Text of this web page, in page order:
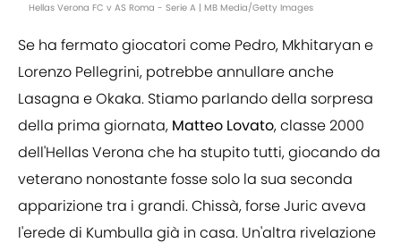
Hellas Verona FC v AS Roma - Serie A | MB Media/Getty Images
Se ha fermato giocatori come Pedro, Mkhitaryan e
Lorenzo Pellegrini, potrebbe annullare anche
Lasagna e Okaka. Stiamo parlando della sorpresa
della prima giornata, Matteo Lovato, classe 2000
dell'Hellas Verona che ha stupito tutti, giocando da
veterano nonostante fosse solo la sua seconda
apparizione tra i grandi. Chissà, forse Juric aveva
l'erede di Kumbulla già in casa. Un'altra rivelazione